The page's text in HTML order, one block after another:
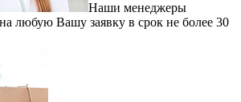
Наши менеджеры
любую Вашу заявку в срок не более 30